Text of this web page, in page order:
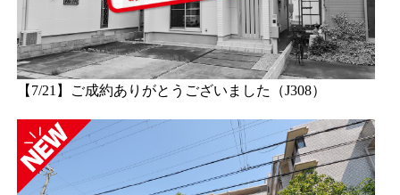
【7/21】ご成約ありがとうございました（J308）